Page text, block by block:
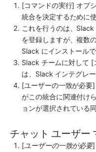
[コマンドの実行] オプ
統合を決定するために
これを行うのは、 Slack
を登録しますが、複数
Slack にインストール
Slack チームに対して [
は、 Slack インテグレ
[ユーザーの一致が必要
がこの統合に関連付け
ョンが選択されている
チャット ユーザー
[ユーザーの一致が必要]